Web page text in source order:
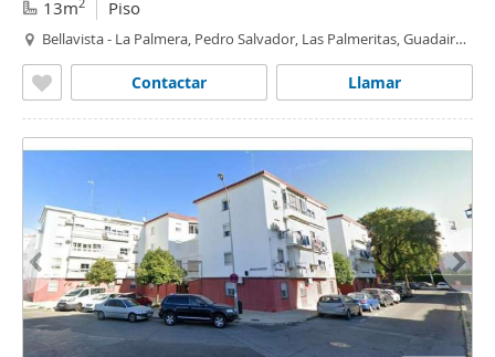
13m Piso
Bellavista - La Palmera, Pedro Salvador, Las Palmeritas, Guadaira,
Llamar
Contactar